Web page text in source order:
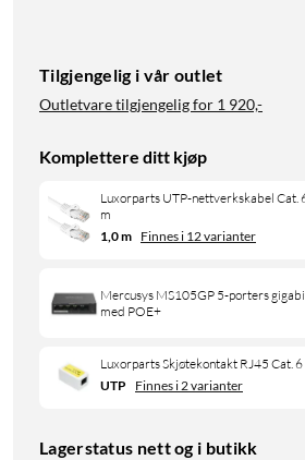
Tilgjengelig i vår outlet
Outletvare tilgjengelig for 1 920,-
Komplettere ditt kjøp
Luxorparts UTP-nettverkskabel Cat.
m
1,0 m Finnes i 12 varianter
Mercusys MS105GP 5-porters
med POE+
Luxorparts Skjøtekontakt RJ45 Cat.
UTP Finnes i 2 varianter
Lagerstatus nett og i butikk